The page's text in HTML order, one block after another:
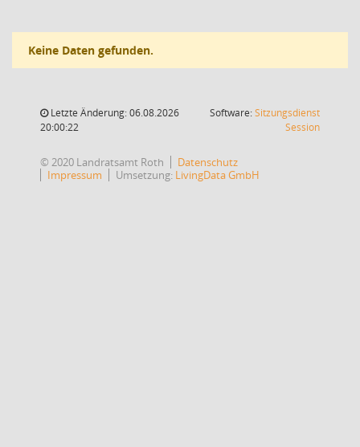
Keine Daten gefunden.
Letzte Änderung: 06.08.2026
20:00:22
Software:Sitzungsdienst
Session(Wird in
© 2020 Landratsamt Roth
Datenschutz
Impressum
Umsetzung: LivingData GmbH